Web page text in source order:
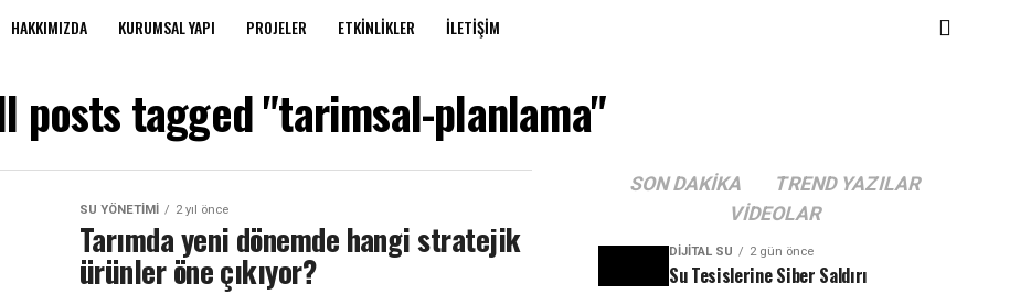
HAKKIMIZDA KURUMSAL YAPI PROJELER ETKINLIKLER İLETIŞIM
posts tagged "tarimsal-planlama"
SU YÖNETIMI 2 yıl önce
Tarımda yeni dönemde hangi stratejik
ürünler öne çıkıyor?
SON DAKIKA
TREND YAZILAR
VIDEOLAR
DIJITAL SU 2 gün önce
Su Tesislerine Siber Saldırı